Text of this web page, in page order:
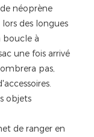
néoprène
des longues
boucle à
une fois arrivé
pas,
objets
de ranger en